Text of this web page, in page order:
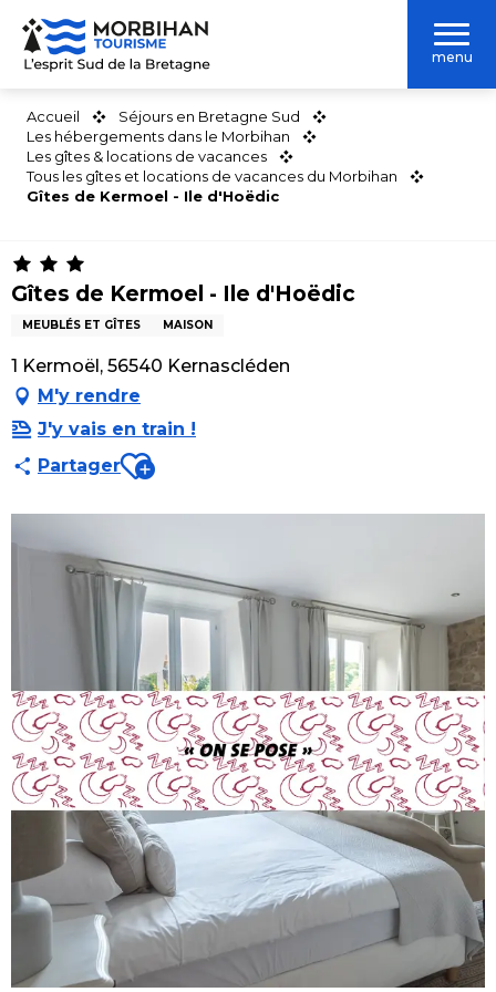
Aller
contenu
menu
Accueil
Séjours en Bretagne Sud
Les hébergements dans le Morbihan
Les gîtes & locations de vacances
Tous les gîtes et locations de vacances du Morbihan
Gîtes de Kermoel - Ile d'Hoëdic
Gîtes de Kermoel - Ile d'Hoëdic
MEUBLÉS ET GÎTES MAISON
1 Kermoël, 56540 Kernascléden
M'y rendre
J'y vais en train !
PartagerAjouter aux favoris